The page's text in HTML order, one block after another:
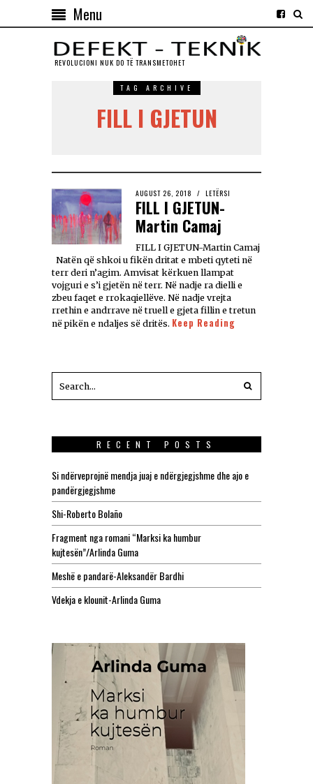
Menu
REVOLUCIONI NUK DO TЁ TRANSMETOHET
TAG ARCHIVE
FILL I GJETUN
AUGUST 26, 2018 LETËRSI
FILL I GJETUN-
Martin Camaj
FILL I GJETUN-Martin Camaj
Natën që shkoi u fikën dritat e mbeti qyteti në
terr deri n’agim. Amvisat kërkuen llampat
vojguri e s’i gjetën në terr. Në nadje ra dielli e
zbeu faqet e rrokaqiellëve. Në nadje vrejta
rrethin e andrrave në truell e gjeta fillin e tretun
në pikën e ndaljes së dritës. Keep Reading
RECENT POSTS
Si ndërveprojnë mendja juaj e ndërgjegjshme dhe ajo e
pandërgjegjshme
Shi-Roberto Bolaño
Fragment nga romani “Marksi ka humbur
kujtesën”/Arlinda Guma
Meshë e pandarë-Aleksandër Bardhi
Vdekja e klounit-Arlinda Guma